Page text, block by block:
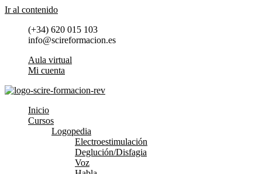
Ir al contenido
(+34) 620 015 103
info@scireformacion.es
Aula virtual
Mi cuenta
Inicio
Cursos
Logopedia
Electroestimulación
Deglución/Disfagia
Voz